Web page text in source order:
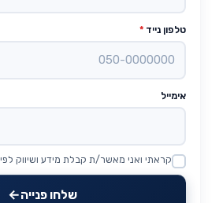
טלפון נייד *
אימייל
Website
קראתי ואני מאשר/ת קבלת מידע ושיווק לפי
שלחו פנייה